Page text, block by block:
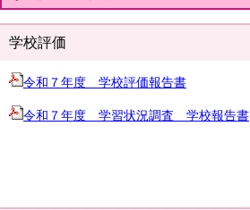
学校評価
令和７年度 学校評価報告書
令和７年度 学習状況調査 学校報告書